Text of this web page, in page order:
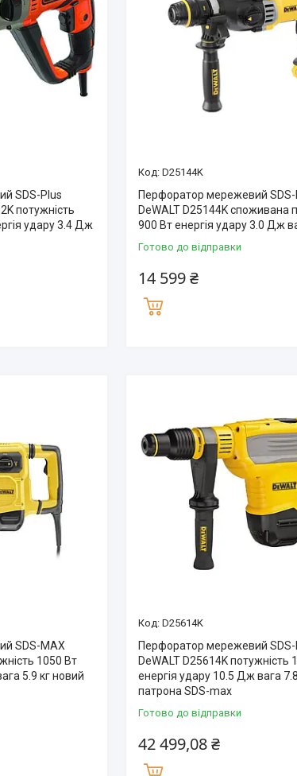
SDS-Plus
потужність
удару 3.4 Дж
D25144K
Перфоратор мережевий SDS-
DeWALT D25144K споживана
900 Вт енергія удару 3.0 Дж
Готово до відправки
14 599 ₴
SDS-MAX
1050 Вт
5.9 кг новий
D25614K
Перфоратор мережевий SDS-
DeWALT D25614K потужність
енергія удару 10.5 Дж вага
патрона SDS-max
Готово до відправки
42 499,08 ₴